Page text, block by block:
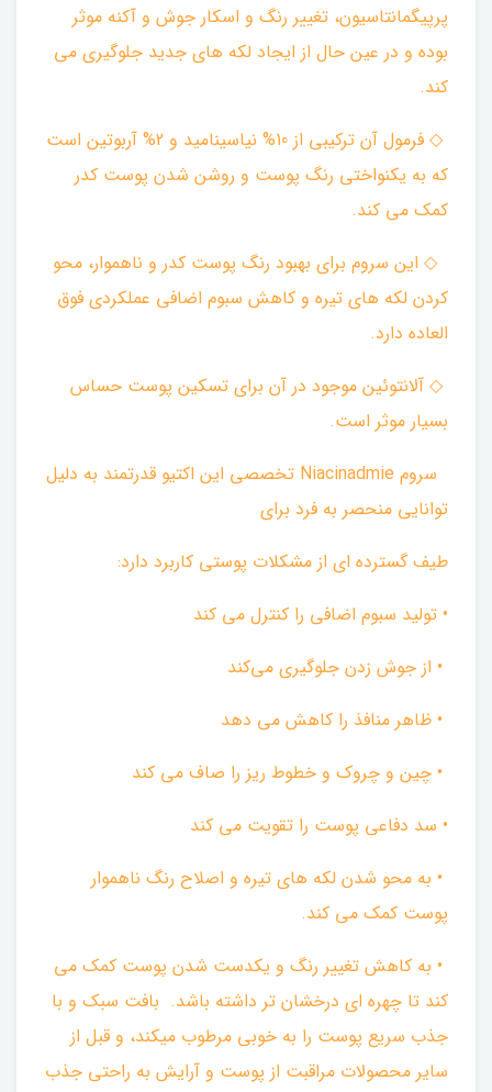
پرپیگمانتاسیون، تغییر رنگ و اسکار جوش و آکنه موثر
بوده و در عین حال از ایجاد لکه های جدید جلوگیری می
کند.
◇ فرمول آن ترکیبی از 10% نیاسینامید و 2% آربوتین است
که به یکنواختی رنگ پوست و روشن شدن پوست کدر
کمک می کند.
‌ ◇ این سروم برای بهبود رنگ پوست کدر و ناهموار، محو
کردن لکه های تیره و کاهش سبوم اضافی عملکردی فوق
العاده دارد.
◇ آلانتوئین موجود در آن برای تسکین پوست حساس
بسیار موثر است.
‌ سروم Niacinadmie تخصصی این اکتیو قدرتمند به دلیل
توانایی منحصر به فرد برای
طیف گسترده ای از مشکلات پوستی کاربرد دارد: ‌
• تولید سبوم اضافی را کنترل می کند
• از جوش زدن جلوگیری می‌کند
• ظاهر منافذ را کاهش می دهد
• چین و چروک و خطوط ریز را صاف می کند
• سد دفاعی پوست را تقویت می کند
• به محو شدن لکه های تیره و اصلاح رنگ ناهموار
پوست کمک می کند.
• به کاهش تغییر رنگ و یکدست شدن پوست کمک می
کند تا چهره ای درخشان تر داشته باشد. ‌ بافت سبک و با
جذب سریع پوست را به خوبی مرطوب میکند، و قبل از
سایر محصولات مراقبت از پوست و آرایش به راحتی جذب